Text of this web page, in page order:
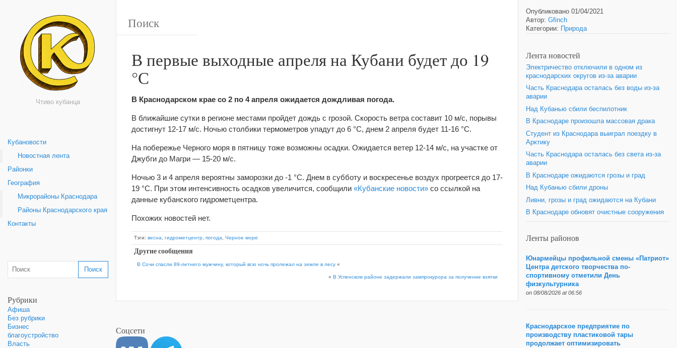
Чтиво кубанца
Кубановости
Новостная лента
Районки
География
Микрорайоны Краснодара
Районы Краснодарского края
Контакты
Рубрики
Афиша
Без рубрики
Бизнес
благоустройство
Власть
В первые выходные апреля на Кубани будет до 19
°С
В Краснодарском крае со 2 по 4 апреля ожидается дождливая погода.
В ближайшие сутки в регионе местами пройдет дождь с грозой. Скорость ветра составит 10 м/с, порывы
достигнут 12-17 м/с. Ночью столбики термометров упадут до 6 °С, днем 2 апреля будет 11-16 °С.
На побережье Черного моря в пятницу тоже возможны осадки. Ожидается ветер 12-14 м/с, на участке от
Джубги до Магри — 15-20 м/с.
Ночью 3 и 4 апреля вероятны заморозки до -1 °С. Днем в субботу и воскресенье воздух прогреется до 17-
19 °С. При этом интенсивность осадков увеличится, сообщили «Кубанские новости» со ссылкой на
данные кубанского гидрометцентра.
Похожих новостей нет.
Тэги: весна гидрометцентр погода Черное море
Другие сообщения
В Сочи спасли 89-летнего мужчину, который всю ночь пролежал на земле в лесу «
» В Успенском районе задержали зампрокурора за получение взятки
Опубликовано 01/04/2021
Автор: Gfinch
Категории:
Природа
Лента новостей
Электричество отключили в одном из
краснодарских округов из-за аварии
Часть Краснодара осталась без воды из-за
аварии
Над Кубанью сбили беспилотник
В Краснодаре произошла массовая драка
Студент из Краснодара выиграл поездку в
Арктику
Часть Краснодара осталась без света из-за
аварии
В Краснодаре ожидаются грозы и град
Над Кубанью сбили дроны
Ливни, грозы и град ожидаются на Кубани
В Краснодаре обновят очистные сооружения
Ленты районов
Юнармейцы профильной смены «Патриот»
Центра детского творчества по-
спортивному отметили День
физкультурника
on 08/08/2026 at 06:56
Краснодарское предприятие по
производству пластиковой тары
продолжает оптимизировать
Соцсети